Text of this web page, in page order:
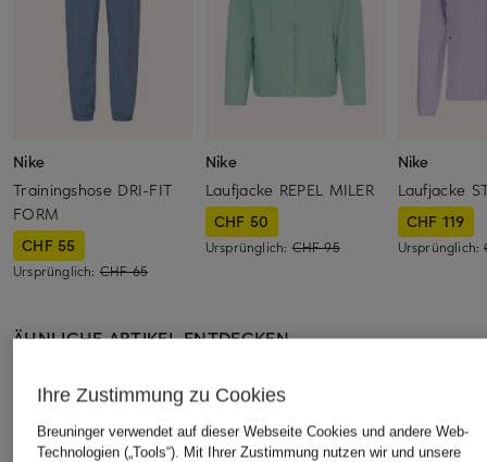
Nike
Trainingshose DRI-FIT
FORM
CHF 55
Ursprünglich: CHF 65
Nike
Laufjacke REPEL MILER
CHF 50
Ursprünglich:CHF 95
Nike
Laufjacke
CHF 119
Ursprünglich:
ÄHNLICHE ARTIKEL ENTDECKEN
Ihre Zustimmung zu Cookies
Breuninger verwendet auf dieser Webseite Cookies und andere Web-
Technologien („Tools“). Mit Ihrer Zustimmung nutzen wir und unsere